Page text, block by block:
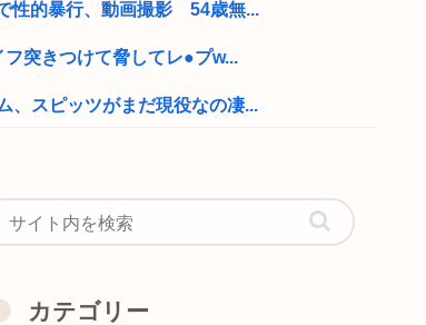
性的暴行、動画撮影 54歳無...
フ突きつけて脅してレ●プw...
、スピッツがまだ現役なの凄...
逮捕
千明やシャルロット・ゲンズブー...
誕生日を迎え『誰！？』と話題に
カテゴリー